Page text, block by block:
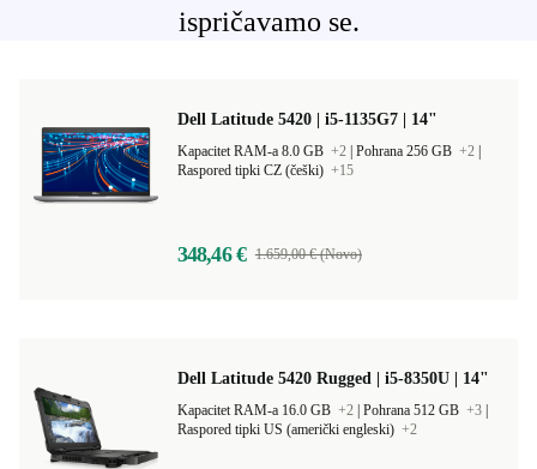
ispričavamo se.
Dell Latitude 5420 | i5-1135G7 | 14"
Kapacitet RAM-a 8.0 GB +2 Pohrana 256 GB +2
Raspored tipki CZ (češki) +15
348,46 € 1.659,00 € (Novo)
Dell Latitude 5420 Rugged | i5-8350U | 14"
Kapacitet RAM-a 16.0 GB +2 Pohrana 512 GB +3
Raspored tipki US (američki engleski) +2